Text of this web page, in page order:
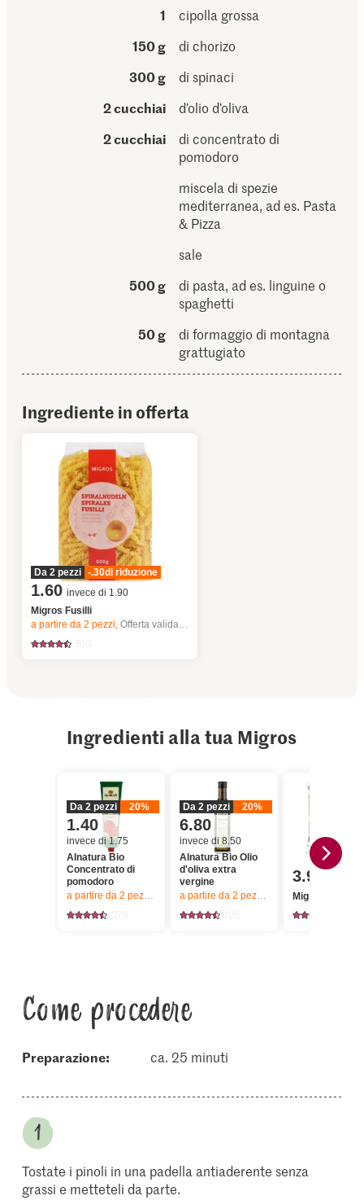
1
cipolla grossa
150 g
di chorizo
300 g
di spinaci
2 cucchiai
d’olio d’oliva
2 cucchiai
di concentrato di
pomodoro
miscela di spezie
mediterranea, ad es. Pasta
& Pizza
sale
500 g
di pasta, ad es. linguine o
spaghetti
50 g
di formaggio di montagna
grattugiato
Ingrediente in offerta
Da 2 pezzi -.30di riduzione
1.60 invece di 1.90
Migros Fusilli
a partire da 2pezzi,Offerta valida solo dal 6.8 al 12.8.2026, fino a esaurimento dello stock.
Ingredienti alla tua Migros
Da 2 pezzi 20%
1.40
invece di 1.75
Alnatura Bio
Concentrato di
pomodoro
a partire da 2 pezzi, Offerta valida solo dal 6.8 al 12.8.2026, fino a
Da 2 pezzi 20%
6.80
invece di 8.50
Alnatura Bio Olio
d'oliva extra
vergine
a partire da 2 pezzi, Offerta valida solo
3.95
Migros Spinaci
Come procedere
Preparazione: ca. 25 minuti
Tostate i pinoli in una padella antiaderente senza
grassi e metteteli da parte.